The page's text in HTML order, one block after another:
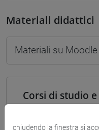
Materiali didattici
Materiali su Moodle
Corsi di studio
E DELL'AFRICA
chiudendo la finestra si